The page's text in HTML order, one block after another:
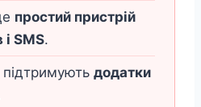
простий пристрій
і SMS.
підтримують додатки